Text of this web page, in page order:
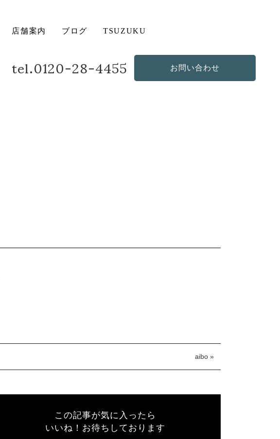
店舗案内 ブログ TSUZUKU
tel.0120-28-4455 お問い合わせ
aibo »
この記事が気に入ったら
いいね！お待ちしております